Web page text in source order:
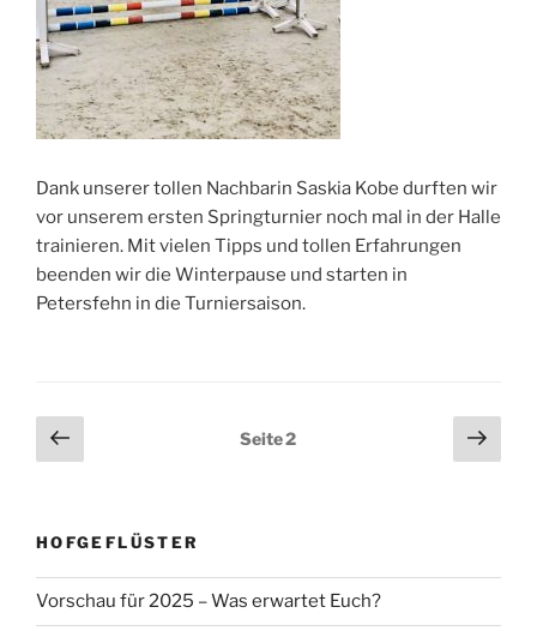
Dank unserer tollen Nachbarin Saskia Kobe durften wir
vor unserem ersten Springturnier noch mal in der Halle
trainieren. Mit vielen Tipps und tollen Erfahrungen
beenden wir die Winterpause und starten in
Petersfehn in die Turniersaison.
Seitennummerierung
der
Vorherige
Seite
Seite2
HOFGEFLÜSTER
Vorschau für 2025 – Was erwartet Euch?